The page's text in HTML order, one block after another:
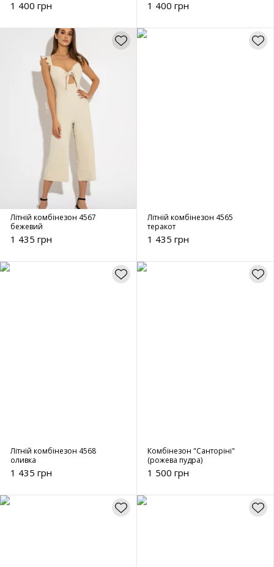
1 400 грн 1 400 грн
Літній комбінезон 4567
бежевий
1 435 грн
Літній комбінезон 4565
теракот
1 435 грн
Літній комбінезон 4568
оливка
1 435 грн
Комбінезон "Санторіні"
(рожева пудра)
1 500 грн